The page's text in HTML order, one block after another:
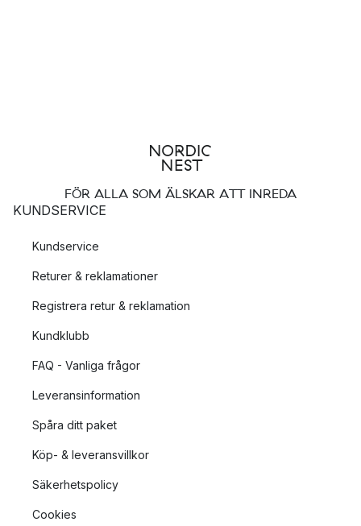
FÖR ALLA SOM ÄLSKAR ATT INREDA
KUNDSERVICE
Kundservice
Returer & reklamationer
Registrera retur & reklamation
Kundklubb
FAQ - Vanliga frågor
Leveransinformation
Spåra ditt paket
Köp- & leveransvillkor
Säkerhetspolicy
Cookies